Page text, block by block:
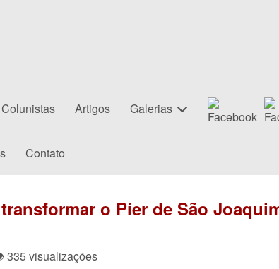
Colunistas Artigos Galerias
Contato
o Píer de São
335 visualizações